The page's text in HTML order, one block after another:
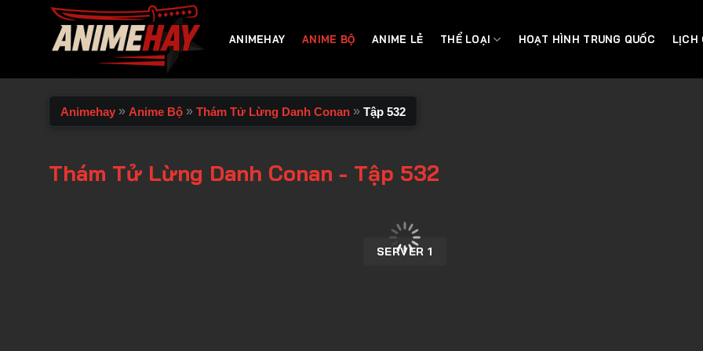
ANIMEHAY ANIME BỘ ANIME LẺ THỂ LOẠI HOẠT HÌNH TRUNG QUỐC LỊCH
Animehay » Anime Bộ » Thám Tử Lừng Danh Conan » Tập 532
Thám Tử Lừng Danh Conan - Tập 532
SERVER 1